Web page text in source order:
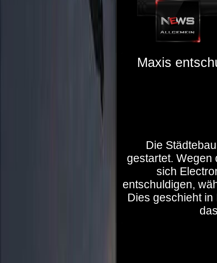
Maxis
Die
gestartet. Wegen
sich
entschuldigen,
Dies geschieht